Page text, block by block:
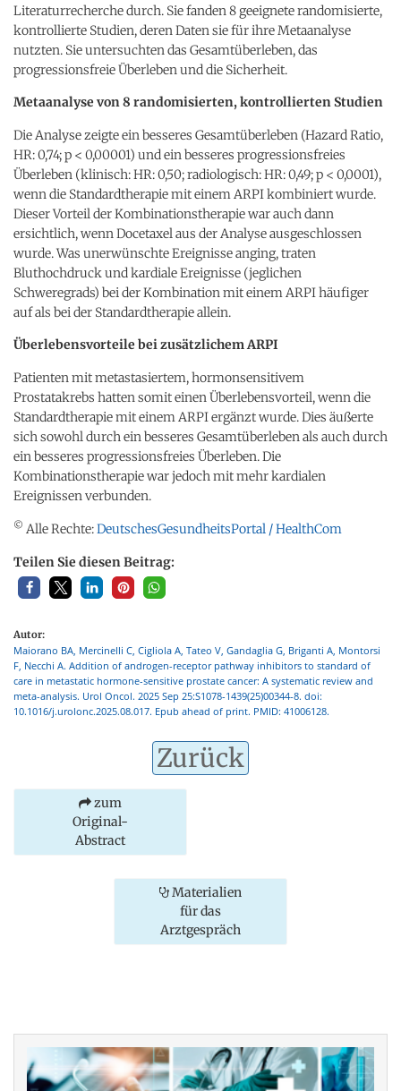
Literaturrecherche durch. Sie fanden 8 geeignete randomisierte,
kontrollierte Studien, deren Daten sie für ihre Metaanalyse
nutzten. Sie untersuchten das Gesamtüberleben, das
progressionsfreie Überleben und die Sicherheit.
Metaanalyse von 8 randomisierten, kontrollierten Studien
Die Analyse zeigte ein besseres Gesamtüberleben (Hazard Ratio,
HR: 0,74; p < 0,00001) und ein besseres progressionsfreies
Überleben (klinisch: HR: 0,50; radiologisch: HR: 0,49; p < 0,0001),
wenn die Standardtherapie mit einem ARPI kombiniert wurde.
Dieser Vorteil der Kombinationstherapie war auch dann
ersichtlich, wenn Docetaxel aus der Analyse ausgeschlossen
wurde. Was unerwünschte Ereignisse anging, traten
Bluthochdruck und kardiale Ereignisse (jeglichen
Schweregrads) bei der Kombination mit einem ARPI häufiger
auf als bei der Standardtherapie allein.
Überlebensvorteile bei zusätzlichem ARPI
Patienten mit metastasiertem, hormonsensitivem
Prostatakrebs hatten somit einen Überlebensvorteil, wenn die
Standardtherapie mit einem ARPI ergänzt wurde. Dies äußerte
sich sowohl durch ein besseres Gesamtüberleben als auch durch
ein besseres progressionsfreies Überleben. Die
Kombinationstherapie war jedoch mit mehr kardialen
Ereignissen verbunden.
© Alle Rechte:DeutschesGesundheitsPortal / HealthCom
Teilen Sie diesen Beitrag:
Autor:
Maiorano BA, Mercinelli C, Cigliola A, Tateo V, Gandaglia G, Briganti A, Montorsi
F, Necchi A. Addition of androgen-receptor pathway inhibitors to standard of
care in metastatic hormone-sensitive prostate cancer: A systematic review and
meta-analysis. Urol Oncol. 2025 Sep 25:S1078-1439(25)00344-8. doi:
10.1016/j.urolonc.2025.08.017. Epub ahead of print. PMID: 41006128.
Zurück
zum
Original-
Abstract
Materialien
für das
Arztgespräch